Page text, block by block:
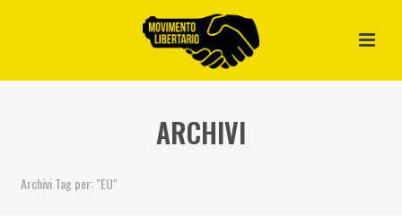
ARCHIVI
Archivi Tag per: "EU"